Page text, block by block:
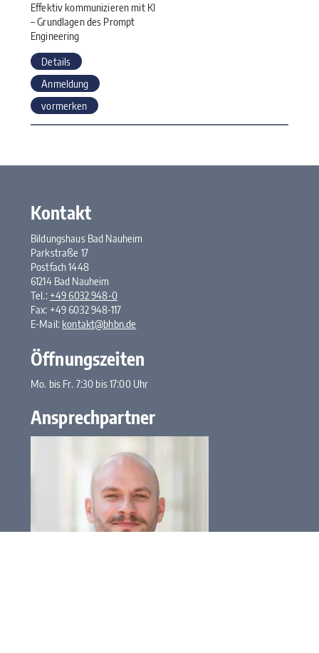
Effektiv kommunizieren mit KI
– Grundlagen des Prompt
Engineering
Details
Anmeldung
vormerken
Kontakt
Bildungshaus Bad Nauheim
Parkstraße 17
Postfach 1448
61214 Bad Nauheim
Tel.: +49 6032 948-0
Fax: +49 6032 948-117
E-Mail: kontakt@bhbn.de
Öffnungszeiten
Mo. bis Fr. 7:30 bis 17:00 Uhr
Ansprechpartner